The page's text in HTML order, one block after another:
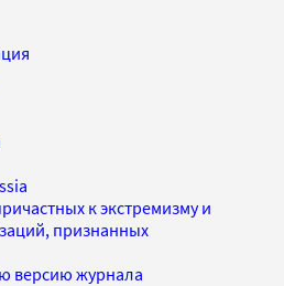
к экстремизму и
признанных
версию журнала